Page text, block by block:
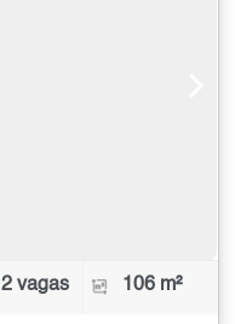
2 vagas 106 m²